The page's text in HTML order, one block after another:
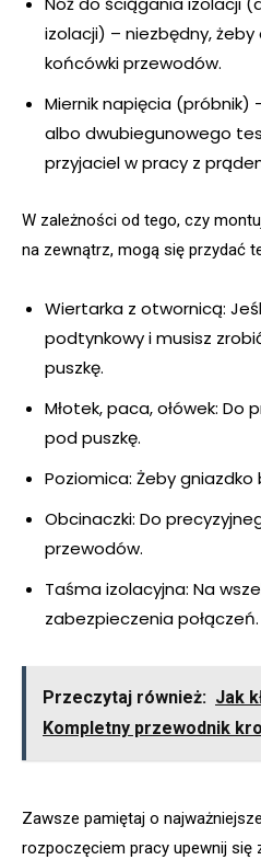
izolacji) – niezbędny, żeby
końcówki przewodów.
Miernik napięcia (próbnik)
albo dwubiegunowego
przyjaciel w pracy z
W zależności od tego, czy
na zewnątrz, mogą się przydać
Wiertarka z otwornicą:
podtynkowy i musisz
puszkę.
Młotek, paca, ołówek:
pod puszkę.
Poziomica: Żeby gniazdko
Obcinaczki: Do
przewodów.
Taśma izolacyjna: Na
zabezpieczenia połączeń.
Przeczytaj również: Jak
Kompletny przewodnik
Zawsze pamiętaj o
rozpoczęciem pracy upewnij się